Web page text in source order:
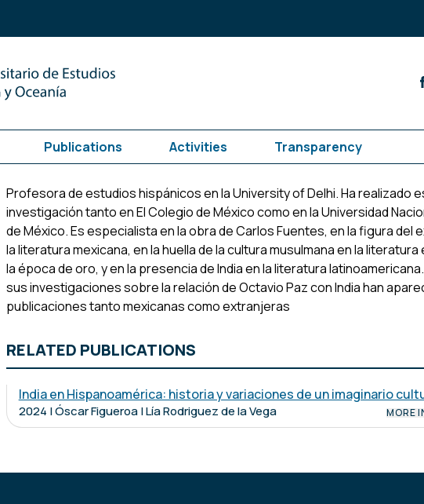
Publications Activities Transparency
Profesora de estudios hispánicos en la University of Delhi. Ha realizado
investigación tanto en El Colegio de México como en la Universidad
de México. Es especialista en la obra de Carlos Fuentes, en la figura del
la literatura mexicana, en la huella de la cultura musulmana en la
la época de oro, y en la presencia de India en la literatura
sus investigaciones sobre la relación de Octavio Paz con India han
publicaciones tanto mexicanas como extranjeras
RELATED PUBLICATIONS
India en Hispanoamérica: historia y variaciones de un imaginario
2024 | Óscar Figueroa | Lía Rodriguez de la Vega MORE